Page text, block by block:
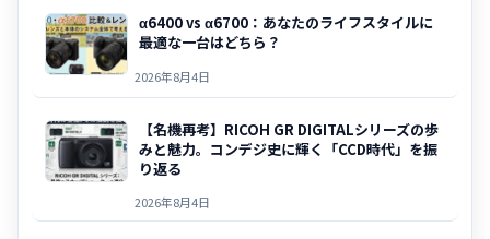
α6400 vs α6700：あなたのライフスタイルに
最適な一台はどちら？
2026年8月4日
【名機再考】RICOH GR DIGITALシリーズの歩
みと魅力。コンデジ史に輝く「CCD時代」を振
り返る
2026年8月4日